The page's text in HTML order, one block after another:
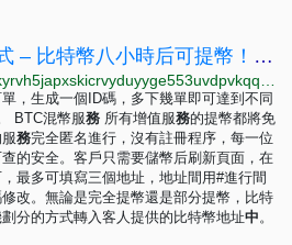
數字貨幣極速增長程式 – 比特幣八小時后可提幣！聯繫我們：
，生成一個ID碼，多下幾單即可達到不同
BTC混幣服務 所有增值服務的提幣都將免
務完全匿名進行，沒有註冊程序，每一位
的安全。客戶只需要儲幣后刷新頁面，在
最多可填寫三個地址，地址間用#進行間
改。無論是完全提幣還是部分提幣，比特
分的方式轉入客人提供的比特幣地址中。